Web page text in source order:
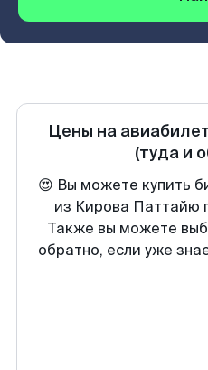
Цены на
(туда и
😍 Вы можете купить
из Кирова Паттайю
Также вы можете
обратно, если уже